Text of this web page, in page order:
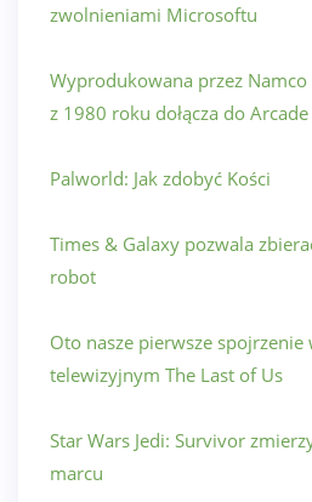
zwolnieniami Microsoftu
Wyprodukowana przez
z 1980 roku dołącza do
Palworld: Jak zdobyć Kości
Times & Galaxy pozwala
robot
Oto nasze pierwsze
telewizyjnym The Last of Us
Star Wars Jedi: Survivor
marcu